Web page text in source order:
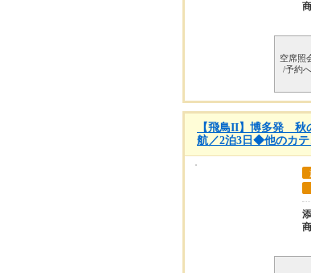
空席照
/予約へ
【飛鳥II】博多発 秋
航／2泊3日◆他のカテ